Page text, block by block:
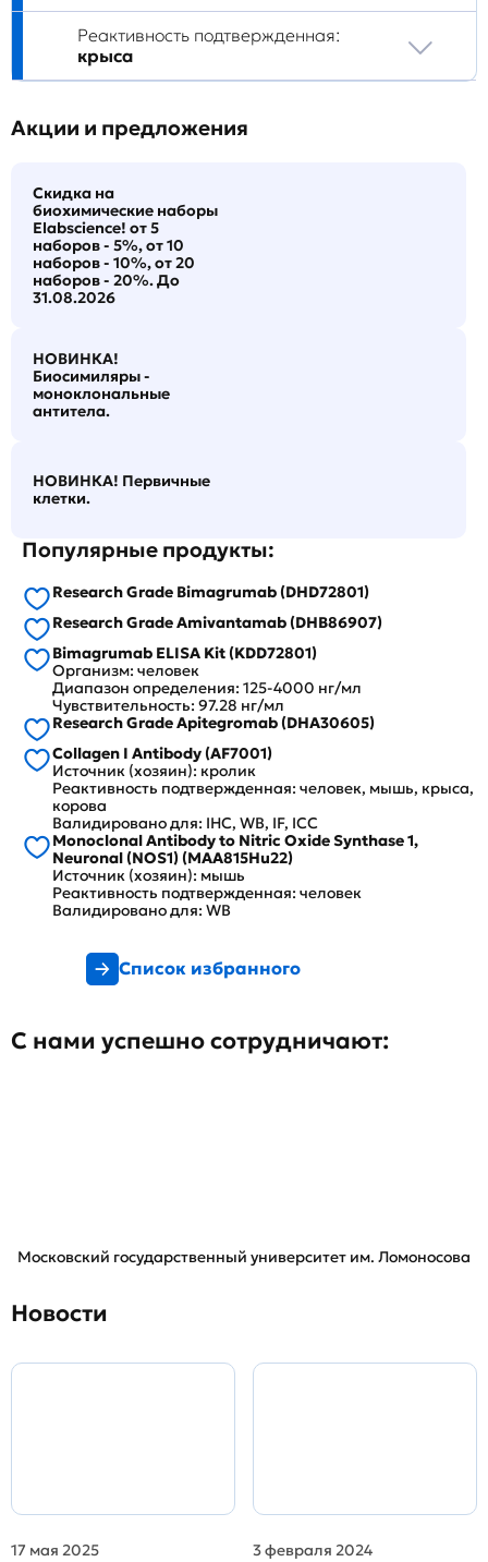
Реактивность подтвержденная:
крыса
Акции и предложения
Скидка на
биохимические наборы
Elabscience! от 5
наборов - 5%, от 10
наборов - 10%, от 20
наборов - 20%. До
31.08.2026
НОВИНКА!
Биосимиляры -
моноклональные
антитела.
НОВИНКА! Первичные
клетки.
Популярные продукты:
Research Grade Bimagrumab (DHD72801)
Research Grade Amivantamab (DHB86907)
Bimagrumab ELISA Kit (KDD72801)
Организм: человек
Диапазон определения: 125-4000 нг/мл
Чувствительность: 97.28 нг/мл
Research Grade Apitegromab (DHA30605)
Collagen I Antibody (AF7001)
Источник (хозяин): кролик
Реактивность подтвержденная: человек, мышь, крыса,
корова
Валидировано для: IHC, WB, IF, ICC
Monoclonal Antibody to Nitric Oxide Synthase 1,
Neuronal (NOS1) (MAA815Hu22)
Источник (хозяин): мышь
Реактивность подтвержденная: человек
Валидировано для: WB
Список избранного
С нами успешно сотрудничают:
Московский государственный университет им. Ломоносова
Новости
17 мая 2025
3 февраля 2024